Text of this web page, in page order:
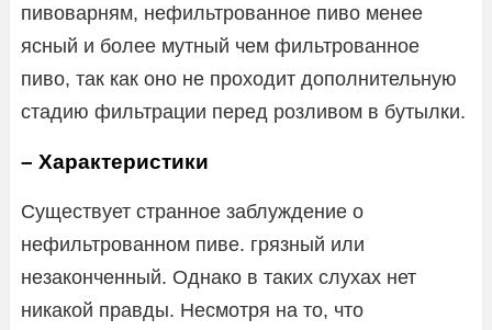
пивоварням, нефильтрованное пиво менее
ясный и более мутный чем фильтрованное
пиво, так как оно не проходит дополнительную
стадию фильтрации перед розливом в бутылки.
– Характеристики
Существует странное заблуждение о
нефильтрованном пиве. грязный или
незаконченный. Однако в таких слухах нет
никакой правды. Несмотря на то, что